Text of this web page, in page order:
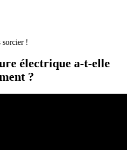
sorcier !
électrique a-t-elle
?